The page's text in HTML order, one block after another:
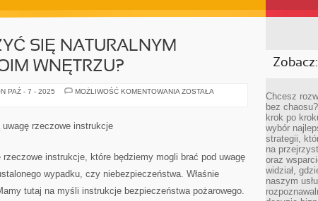
SIĘ NATURALNYM
WNĘTRZU?
PAŹ - 7 - 2025 MOŻLIWOŚĆ KOMENTOWANIA PRAGNIESZ
ZOSTAŁA
rzeczowe instrukcje
rzeczowe instrukcje, które będziemy mogli brać pod uwagę
wypadku, czy niebezpieczeństwa. Właśnie
tutaj na myśli instrukcje bezpieczeństwa pożarowego.
Zobacz:
Chcesz
bez
krok po
wybór
strategii,
na
oraz
widział,
naszym